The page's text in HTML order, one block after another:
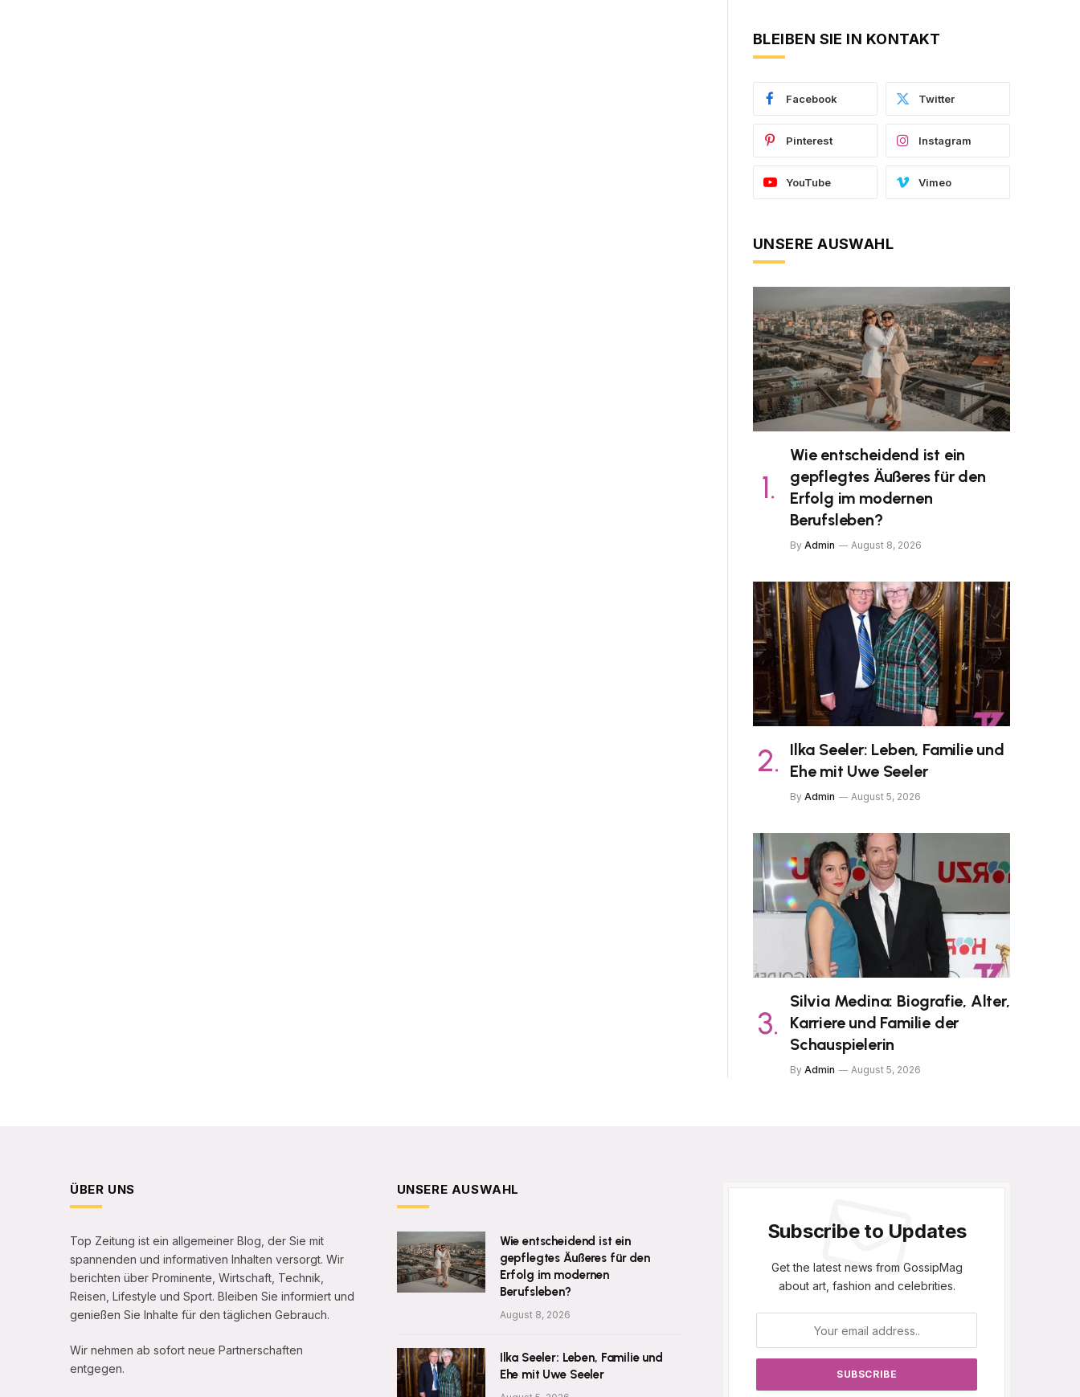
BLEIBEN SIE IN KONTAKT
Facebook Twitter
Pinterest Instagram
YouTube Vimeo
UNSERE AUSWAHL
Wie entscheidend ist ein
gepflegtes Äußeres für den
Erfolg im modernen
Berufsleben?
By Admin August 8, 2026
Ilka Seeler: Leben, Familie und
Ehe mit Uwe Seeler
By Admin August 5, 2026
Silvia Medina: Biografie, Alter,
Karriere und Familie der
Schauspielerin
By Admin August 5, 2026
ÜBER UNS
Top Zeitung ist ein allgemeiner Blog, der Sie mit
spannenden und informativen Inhalten versorgt. Wir
berichten über Prominente, Wirtschaft, Technik,
Reisen, Lifestyle und Sport. Bleiben Sie informiert und
genießen Sie Inhalte für den täglichen Gebrauch.
Wir nehmen ab sofort neue Partnerschaften
entgegen.
UNSERE AUSWAHL
Wie entscheidend ist ein
gepflegtes Äußeres für den
Erfolg im modernen
Berufsleben?
August 8, 2026
Ilka Seeler: Leben, Familie und
Ehe mit Uwe Seeler
Subscribe to Updates
Get the latest news from GossipMag
about art, fashion and celebrities.